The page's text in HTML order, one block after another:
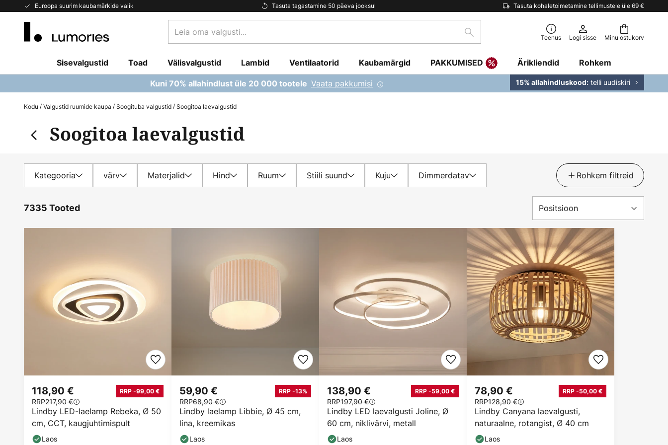
Euroopa suurim kaubamärkide valik Tasuta tagastamine 50 päeva jooksul Tasuta kohaletoimetamine tellimustele üle 69 €
Skip
Minu ostukorv
oma
Otsi Teenus Logi sisse
Sisevalgustid Toad Välisvalgustid Lambid Ventilaatorid Kaubamärgid PAKKUMISED Ärikliendid Rohkem
Kuni 70% allahindlust üle 20 000 tootele Vaata pakkumisi 15% allahindluskood: telli uudiskiri
Kodu Valgustid ruumide kaupa Soogituba valgustid Soogitoa laevalgustid
Soogitoa laevalgustid
Kategooria värv Materjalid Hind Ruum Stiili suund Kuju Dimmerdatav Rohkem filtreid
7335 Tooted
Lindby LED-laelamp Rebeka, Ø 50
cm, CCT, kaugjuhtimispult
118,90 € RRP -99,00 €
RRP217,90 €
Laos
Lindby laelamp Libbie, Ø 45 cm,
lina, kreemikas
59,90 € RRP -13%
RRP68,90 €
Laos
Lindby LED laevalgusti Joline, Ø
60 cm, niklivärvi, metall
138,90 € RRP -59,00 €
RRP197,90 €
Laos
Lindby Canyana laevalgusti,
naturaalne, rotangist, Ø 40 cm
78,90 € RRP -50,00 €
RRP128,90 €
Laos